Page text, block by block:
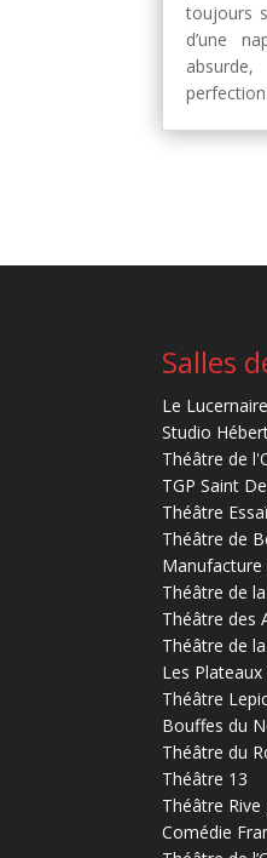
toujours
d’une
Salles
Le Lucernaire
Studio
Théâtre de
TGP Saint
Théâtre
Théâtre de
Manufacture
Théâtre de
Théâtre des
Théâtre de
Les Plateaux
Théâtre
Bouffes du
Théâtre du
Théâtre 13
Théâtre Rive
Comédie